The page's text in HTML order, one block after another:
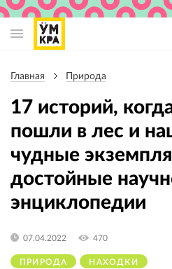
навигации
Главная Природа
17 историй,
пошли в лес и
чудные
достойные
энциклопедии
ПРИРОДА НАХОДКИ
07.04.2022 470